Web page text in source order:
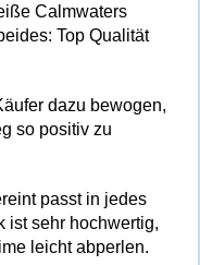
Calmwaters
Top Qualität
dazu bewogen,
so positiv zu
passt in jedes
ist sehr hochwertig,
leicht abperlen.